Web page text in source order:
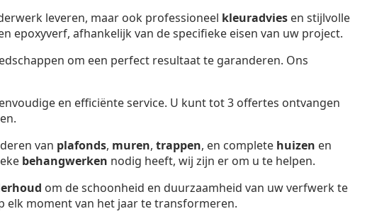
leveren, maar ook professioneel kleuradvies en stijlvolle
epoxyverf, afhankelijk van de specifieke eisen van uw project.
om een perfect resultaat te garanderen. Ons
en efficiënte service. U kunt tot 3 offertes ontvangen
van plafonds, muren, trappen, en complete huizen en
behangwerken nodig heeft, wij zijn er om u te helpen.
om de schoonheid en duurzaamheid van uw verfwerk te
elk moment van het jaar te transformeren.